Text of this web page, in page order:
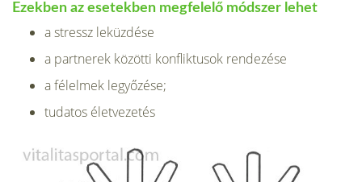
Ezekben az esetekben megfelelő módszer lehet
a stressz leküzdése
a partnerek közötti konfliktusok rendezése
a félelmek legyőzése;
tudatos életvezetés